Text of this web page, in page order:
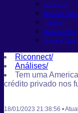
LCI e LCA
Bolsa de
Trading
Melhores FIIs
O que é Taxa
Riconnect/
Análises/
Tem uma
crédito privado nos
18/01/2023 21:38:56 •